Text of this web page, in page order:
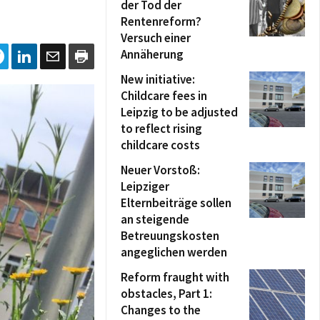
der Tod der
Rentenreform?
Versuch einer
Annäherung
New initiative:
Childcare fees in
Leipzig to be adjusted
to reflect rising
childcare costs
Neuer Vorstoß:
Leipziger
Elternbeiträge sollen
an steigende
Betreuungskosten
angeglichen werden
Reform fraught with
obstacles, Part 1:
Changes to the